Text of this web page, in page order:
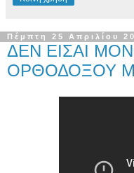
Πέμπτη 25 Απριλίου
ΔΕΝ ΕΙΣΑΙ
ΟΡΘΟΔΟΞΟΥ